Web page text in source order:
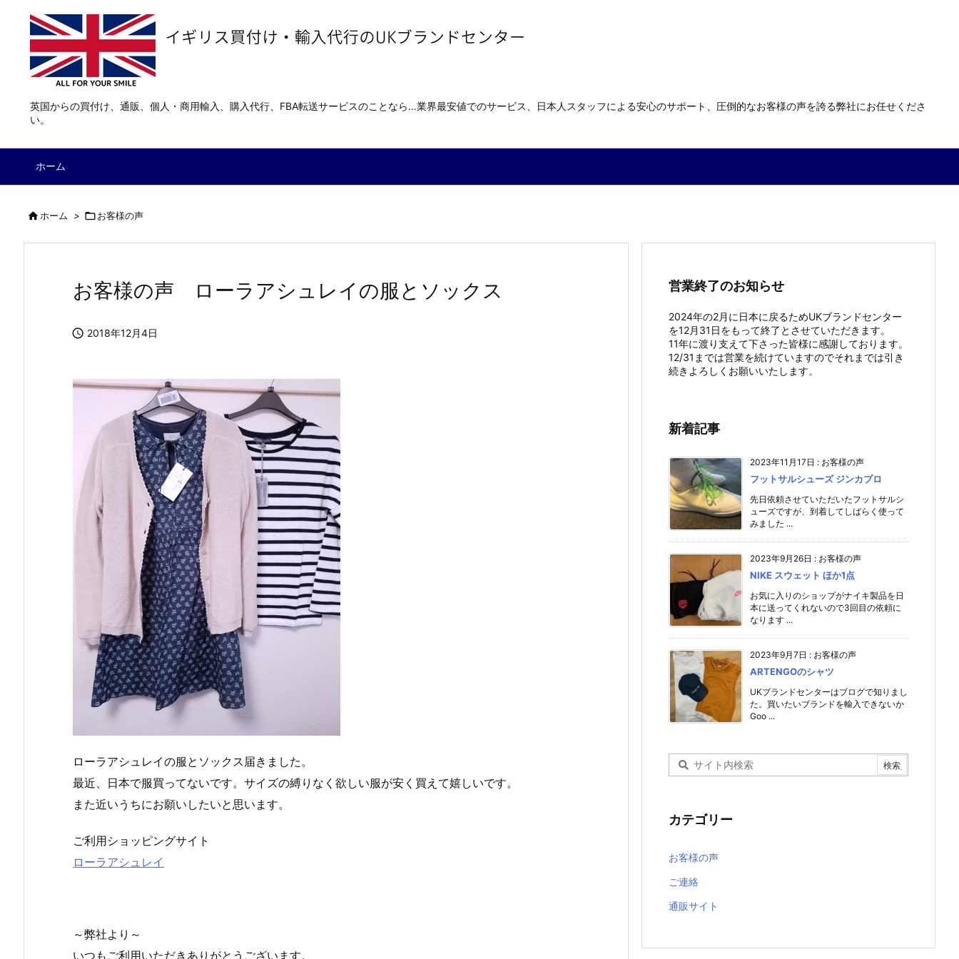
英国からの買付け、通販、個人・商用輸入、購入代行、FBA転送サービスのことなら…業界最安値でのサービス、日本人スタッフによる安心のサポート、圧倒的なお客様の声を誇る弊社にお任せくださ
い。
ホーム
ホーム > お客様の声
お客様の声 ローラアシュレイの服とソックス
 2018年12月4日
ローラアシュレイの服とソックス届きました。
最近、日本で服買ってないです。サイズの縛りなく欲しい服が安く買えて嬉しいです。
また近いうちにお願いしたいと思います。
ご利用ショッピングサイト
ローラアシュレイ
～弊社より～
いつもご利用いただきありがとうございます。
営業終了のお知らせ
2024年の2月に日本に戻るためUKブランドセンター
を12月31日をもって終了とさせていただきます。
11年に渡り支えて下さった皆様に感謝しております。
12/31までは営業を続けていますのでそれまでは引き
続きよろしくお願いいたします。
新着記事
2023年11月17日 : お客様の声
フットサルシューズ ジンカプロ
先日依頼させていただいたフットサルシ
ューズですが、到着してしばらく使って
みました ...
2023年9月26日 : お客様の声
NIKE スウェット ほか1点
お気に入りのショップがナイキ製品を日
本に送ってくれないので3回目の依頼に
なります ...
2023年9月7日 : お客様の声
ARTENGOのシャツ
UKブランドセンターはブログで知りまし
た。買いたいブランドを輸入できないか
Goo ...
カテゴリー
お客様の声
ご連絡
通販サイト